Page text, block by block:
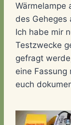
Wärmelampe
des Geheges
Ich habe mir
Testzwecke
gefragt
eine
euch